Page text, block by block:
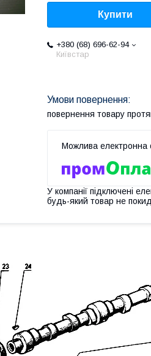
Купити
+380 (68) 696-62-94
Київстар
повернення товару
У компанії підключені
будь-який товар не